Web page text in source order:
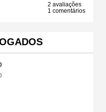
2 avaliações
1 comentários